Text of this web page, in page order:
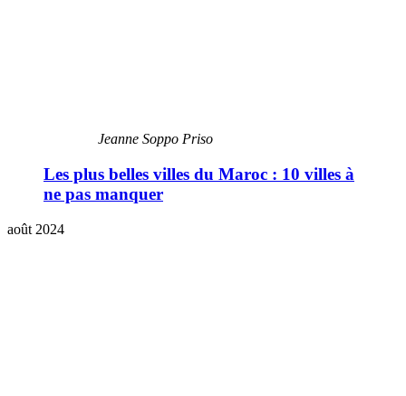
Jeanne Soppo Priso
Les plus belles villes du Maroc : 10 villes à
ne pas manquer
août 2024